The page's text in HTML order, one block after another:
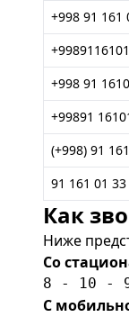
+998 91 161
+998 91
+99891
(+998) 91
91 161 01 33
Как
Ниже
Со
8 - 10 -
С